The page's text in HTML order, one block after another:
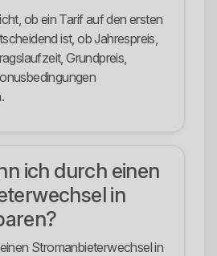
ob ein Tarif auf den ersten
ist, ob Jahrespreis,
Grundpreis,
ich durch einen
in
Stromanbieterwechsel in